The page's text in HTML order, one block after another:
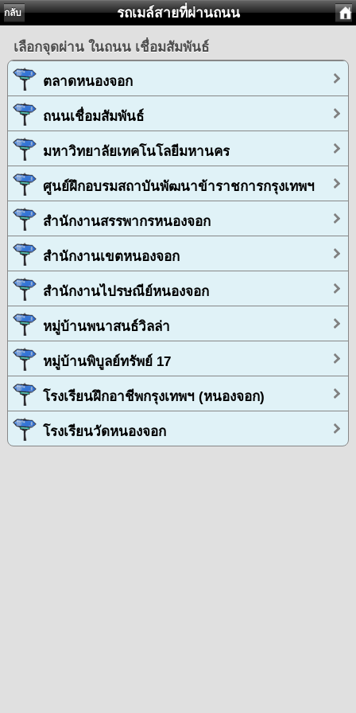
กลับ รถเมล์สายที่ผ่านถนน
เลือกจุดผ่าน ในถนน เชื่อมสัมพันธ์
ตลาดหนองจอก
ถนนเชื่อมสัมพันธ์
มหาวิทยาลัยเทคโนโลยีมหานคร
ศูนย์ฝึกอบรมสถาบันพัฒนาข้าราชการกรุงเทพฯ
สำนักงานสรรพากรหนองจอก
สำนักงานเขตหนองจอก
สำนักงานไปรษณีย์หนองจอก
หมู่บ้านพนาสนธ์วิลล่า
หมู่บ้านพิบูลย์ทรัพย์ 17
โรงเรียนฝึกอาชีพกรุงเทพฯ (หนองจอก)
โรงเรียนวัดหนองจอก